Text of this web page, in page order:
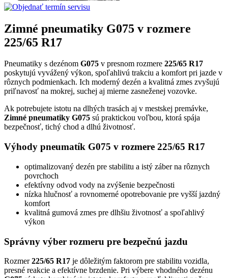
Zimné pneumatiky G075 v rozmere
225/65 R17
Pneumatiky s dezénom G075 v presnom rozmere 225/65 R17
poskytujú vyvážený výkon, spoľahlivú trakciu a komfort pri jazde v
rôznych podmienkach. Ich moderný dezén a kvalitná zmes zvyšujú
priľnavosť na mokrej, suchej aj mierne zasneženej vozovke.
Ak potrebujete istotu na dlhých trasách aj v mestskej premávke,
Zimné pneumatiky G075 sú praktickou voľbou, ktorá spája
bezpečnosť, tichý chod a dlhú životnosť.
Výhody pneumatík G075 v rozmere 225/65 R17
optimalizovaný dezén pre stabilitu a istý záber na rôznych
povrchoch
efektívny odvod vody na zvýšenie bezpečnosti
nízka hlučnosť a rovnomerné opotrebovanie pre vyšší jazdný
komfort
kvalitná gumová zmes pre dlhšiu životnosť a spoľahlivý
výkon
Správny výber rozmeru pre bezpečnú jazdu
Rozmer225/65 R17 je dôležitým faktorom pre stabilitu vozidla,
presné reakcie a efektívne brzdenie. Pri výbere vhodného dezénu